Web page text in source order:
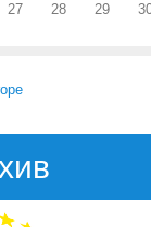
27 28 29